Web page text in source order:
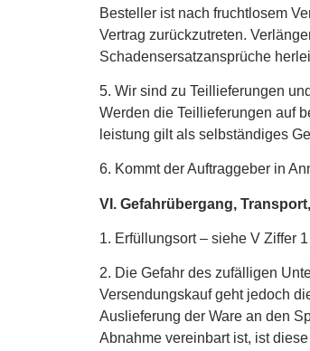
Besteller ist nach fruchtlosem
Vertrag zurückzutreten.
Schadensersatzansprüche
5. Wir sind zu Teillieferungen
Werden die Teillieferungen auf
leistung gilt als selbständiges
6. Kommt der Auftraggeber in
VI. Gefahrübergang,
1. Erfüllungsort – siehe V Ziffer 1
2. Die Gefahr des zufälligen
Versendungskauf geht jedoch
Auslieferung der Ware an den
Abnahme vereinbart ist, ist